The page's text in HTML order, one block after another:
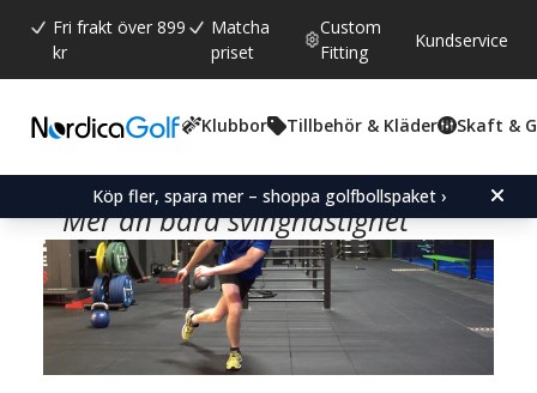
Fri frakt över 899
kr
Matcha
priset
Custom
Fitting
Kundservice
Klubbor Tillbehör & Kläder Skaft &
Köp fler, spara mer – shoppa golfbollspaket ›
STÄRK RÄTT MUSKLER
FÖR EN GOLFSVING
Mer än bara svinghastighet